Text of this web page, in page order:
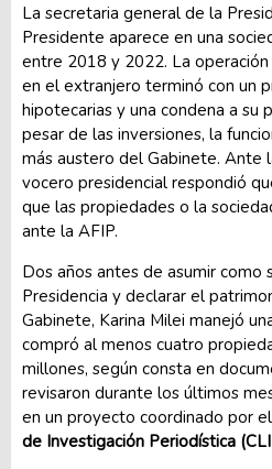
La secretaria general de la
Presidente aparece en una
entre 2018 y 2022. La
en el extranjero terminó con un
hipotecarias y una condena a su
pesar de las inversiones, la
más austero del Gabinete. Ante
vocero presidencial respondió
que las propiedades o la
ante la AFIP.
Dos años antes de asumir como
Presidencia y declarar el
Gabinete, Karina Milei manejó
compró al menos cuatro
millones, según consta en
revisaron durante los últimos
en un proyecto coordinado por el
de Investigación Periodística